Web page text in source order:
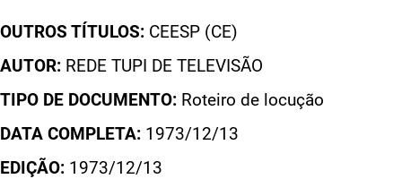
OUTROS TÍTULOS: CEESP (CE)
AUTOR: REDE TUPI DE TELEVISÃO
TIPO DE DOCUMENTO: Roteiro de locução
DATA COMPLETA: 1973/12/13
EDIÇÃO: 1973/12/13